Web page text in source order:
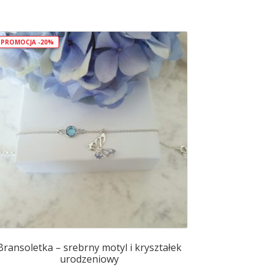
PROMOCJA -20%
– srebrny motyl i kryształek
urodzeniowy